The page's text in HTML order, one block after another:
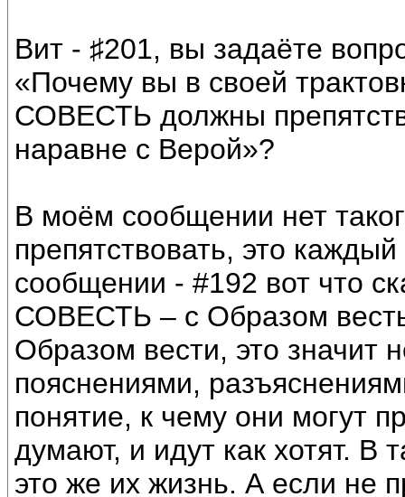
Вит - ♯201, вы задаёте
«Почему вы в своей
СОВЕСТЬ должны
наравне с Верой»?
В моём сообщении нет
препятствовать, это
сообщении - #192 вот что
СОВЕСТЬ – с Образом
Образом вести, это значит
пояснениями,
понятие, к чему они могут
думают, и идут как хотят. В
это же их жизнь. А если не